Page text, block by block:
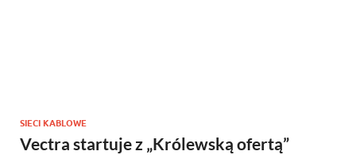
SIECI KABLOWE
Vectra startuje z „Królewską ofertą”